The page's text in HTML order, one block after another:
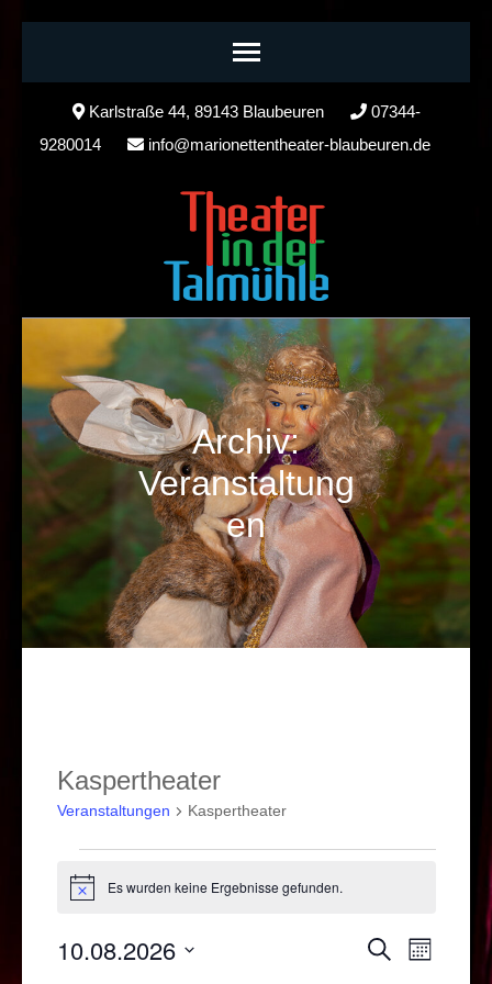
Karlstraße 44, 89143 Blaubeuren
07344-
9280014
info@marionettentheater-blaubeuren.de
Archiv:
Veranstaltung
en
Kaspertheater
Veranstaltungen Kaspertheater
HinweisEs wurden keine Ergebnisse gefunden.
Suche
Monat
10.08.2026